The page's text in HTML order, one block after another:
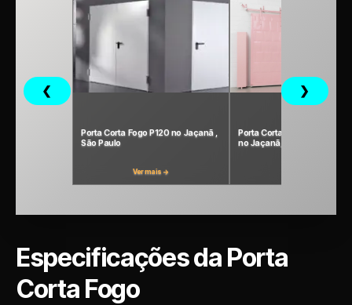
❮
Porta Corta Fogo P120 no Jaçanã ,
São Paulo
Ver mais →
Porta Corta Fogo P240
no Jaçanã, São Paulo
❯
Especificações da Porta
Corta Fogo